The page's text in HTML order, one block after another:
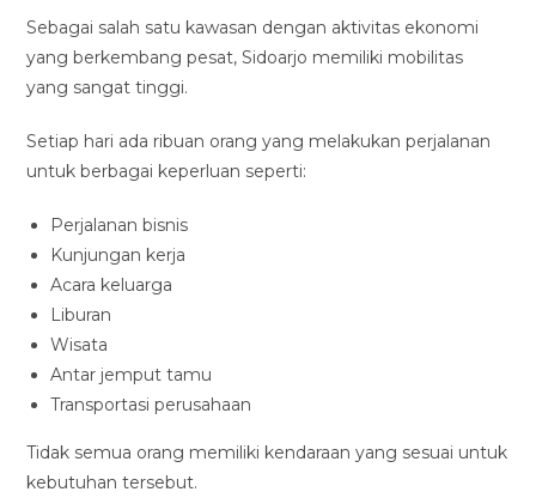
Sebagai salah satu kawasan dengan aktivitas ekonomi
yang berkembang pesat, Sidoarjo memiliki mobilitas
yang sangat tinggi.
Setiap hari ada ribuan orang yang melakukan perjalanan
untuk berbagai keperluan seperti:
Perjalanan bisnis
Kunjungan kerja
Acara keluarga
Liburan
Wisata
Antar jemput tamu
Transportasi perusahaan
Tidak semua orang memiliki kendaraan yang sesuai untuk
kebutuhan tersebut.